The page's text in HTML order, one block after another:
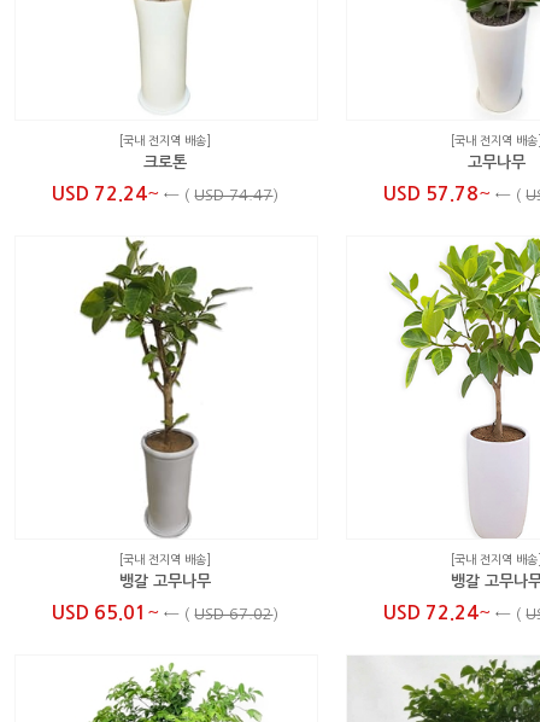
[국내 전지역 배송]
크로톤
USD 72.24~ ← (USD 74.47)
[국내 전지역 배
고무나무
USD 57.78~ ← (
[국내 전지역 배송]
뱅갈 고무나무
USD 65.01 ~ ← (USD 67.02)
[국내 전지역 배
뱅갈 고무나
USD 72.24~ ← (